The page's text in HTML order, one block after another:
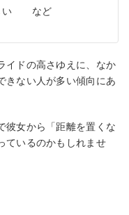
しい など
イドの高さゆえに、なか
きない人が多い傾向にあ
彼女から「距離を置くな
ているのかもしれませ